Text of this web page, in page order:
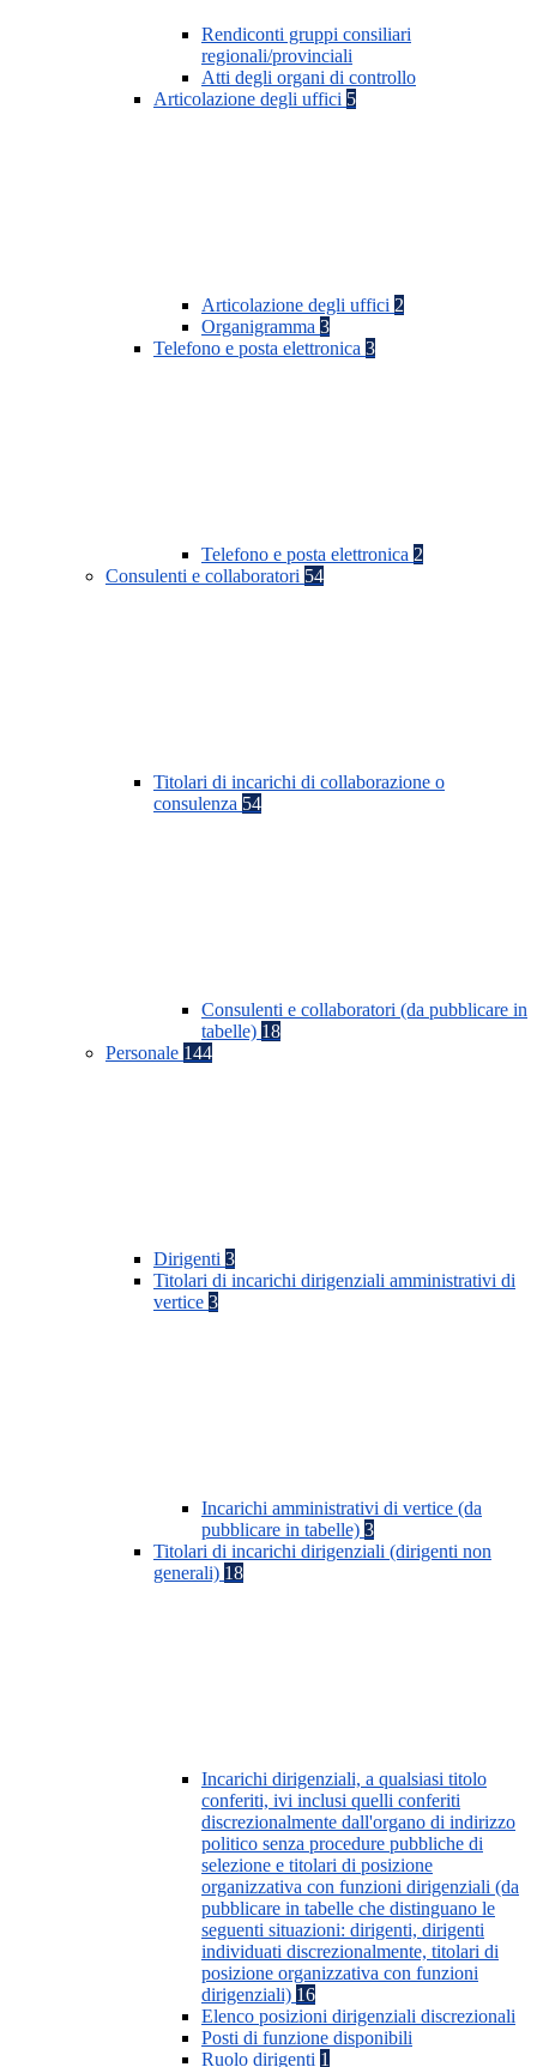
Rendiconti gruppi consiliari
regionali/provinciali
Atti degli organi di controllo
Articolazione degli uffici 5
Articolazione degli uffici 2
Organigramma 3
Telefono e posta elettronica 3
Telefono e posta elettronica 2
Consulenti e collaboratori 54
Titolari di incarichi di collaborazione o
consulenza 54
Consulenti e collaboratori (da pubblicare in
tabelle) 18
Personale 144
Dirigenti 3
Titolari di incarichi dirigenziali amministrativi di
vertice 3
Incarichi amministrativi di vertice (da
pubblicare in tabelle) 3
Titolari di incarichi dirigenziali (dirigenti non
generali) 18
Incarichi dirigenziali, a qualsiasi titolo
conferiti, ivi inclusi quelli conferiti
discrezionalmente dall'organo di indirizzo
politico senza procedure pubbliche di
selezione e titolari di posizione
organizzativa con funzioni dirigenziali (da
pubblicare in tabelle che distinguano le
seguenti situazioni: dirigenti, dirigenti
individuati discrezionalmente, titolari di
posizione organizzativa con funzioni
dirigenziali) 16
Elenco posizioni dirigenziali discrezionali
Posti di funzione disponibili
Ruolo dirigenti 1